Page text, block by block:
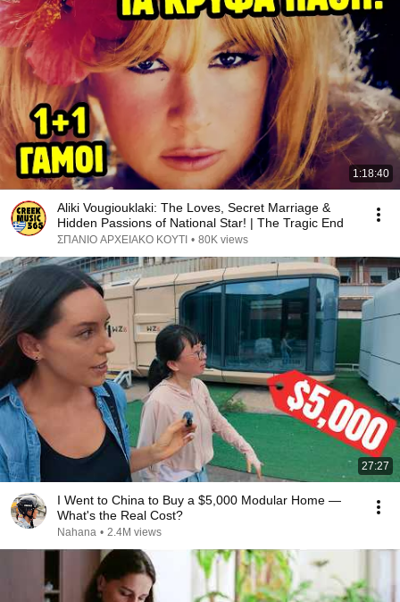
1:18:40
Aliki Vougiouklaki: The Loves, Secret Marriage &
Hidden Passions of National Star! | The Tragic End
ΣΠΑΝΙΟ ΑΡΧΕΙΑΚΟ ΚΟΥΤΙ • 80K views
27:27
I Went to China to Buy a $5,000 Modular Home —
What's the Real Cost?
Nahana • 2.4M views